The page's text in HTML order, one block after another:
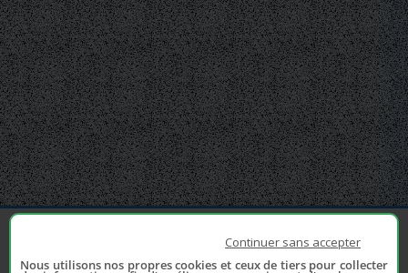
Continuer sans accepter
Nous utilisons nos propres cookies et ceux de tiers pour collecter